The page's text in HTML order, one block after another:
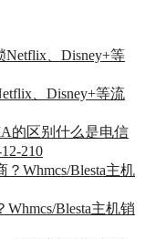
、Disney+等流
什么是电信
210
Blesta主机销